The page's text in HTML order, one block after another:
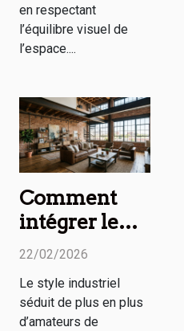
en respectant
l’équilibre visuel de
l’espace....
Comment
intégrer le
style
dans votre
intérieur ?
22/02/2026
Le style industriel
séduit de plus en plus
d’amateurs de